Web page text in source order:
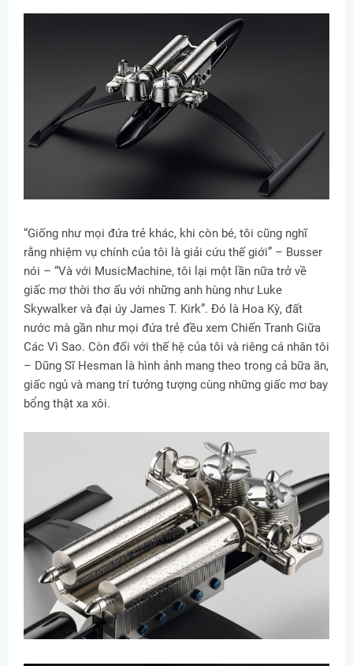
“Giống như mọi đứa trẻ khác, khi còn bé, tôi cũng nghĩ
rằng nhiệm vụ chính của tôi là giải cứu thế giới” – Busser
nói – “Và với MusicMachine, tôi lại một lần nữa trở về
giấc mơ thời thơ ấu với những anh hùng như Luke
Skywalker và đại úy James T. Kirk”. Đó là Hoa Kỳ, đất
nước mà gần như mọi đứa trẻ đều xem Chiến Tranh Giữa
Các Vì Sao. Còn đối với thế hệ của tôi và riêng cá nhân tôi
– Dũng Sĩ Hesman là hình ảnh mang theo trong cả bữa ăn,
giấc ngủ và mang trí tưởng tượng cùng những giấc mơ bay
bổng thật xa xôi.